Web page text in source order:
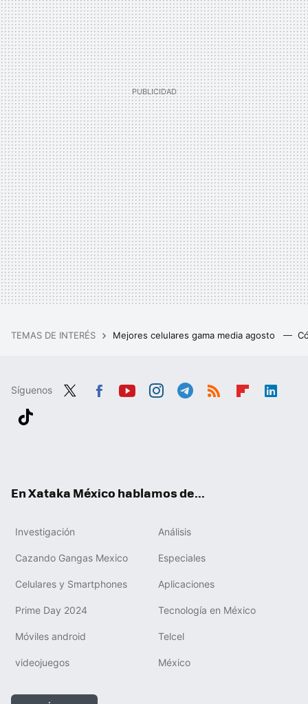
TEMAS DE INTERÉS Mejores celulares gama media agosto
Síguenos
En Xataka México hablamos de...
Investigación Análisis
Cazando Gangas Mexico Especiales
Celulares y Smartphones Aplicaciones
Prime Day 2024 Tecnología en México
Móviles android Telcel
videojuegos México